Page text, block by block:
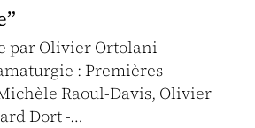
par Olivier Ortolani -
: Premières
Raoul-Davis, Olivier
Dort -…